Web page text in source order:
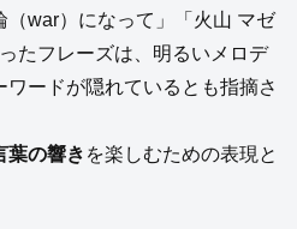
war）になって」「火山 マゼ
たフレーズは、明るいメロデ
ワードが隠れているとも指摘さ
葉の響き を楽しむための表現と